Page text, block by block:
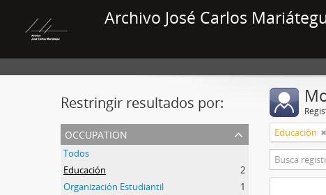
Archivo José Carlos
Restringir resultados por:
occupation
Todos
Educación
2
Organización Estudiantil
1
Educación